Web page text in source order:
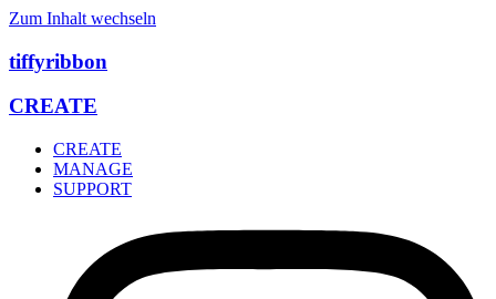
Zum Inhalt wechseln
tiffyribbon
CREATE
CREATE
MANAGE
SUPPORT